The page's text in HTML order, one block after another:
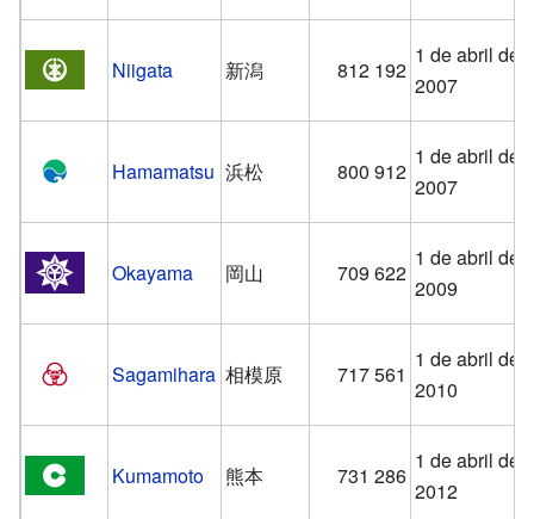
Niigata 新潟 812 192
1 de abril de
2007
Hamamatsu 浜松 800 912
1 de abril de
2007
Okayama 岡山 709 622
1 de abril de
2009
Sagamihara 相模原 717 561
1 de abril de
2010
Kumamoto 熊本 731 286
1 de abril de
2012